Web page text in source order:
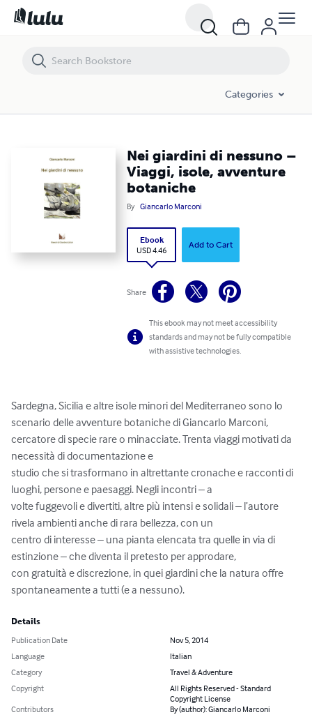
Categories
Nei giardini di nessuno –
Viaggi, isole, avventure
botaniche
By Giancarlo Marconi
Ebook
USD 4.46
Add to Cart
Share
This ebook may not meet accessibility
standards and may not be fully compatible
with assistive technologies.
Sardegna, Sicilia e altre isole minori del Mediterraneo sono lo
scenario delle avventure botaniche di Giancarlo Marconi,
cercatore di specie rare o minacciate. Trenta viaggi motivati da
necessità di documentazione e
studio che si trasformano in altrettante cronache e racconti di
luoghi, persone e paesaggi. Negli incontri – a
volte fuggevoli e divertiti, altre più intensi e solidali – l’autore
rivela ambienti anche di rara bellezza, con un
centro di interesse – una pianta elencata tra quelle in via di
estinzione – che diventa il pretesto per approdare,
con gratuità e discrezione, in quei giardini che la natura offre
spontaneamente a tutti (e a nessuno).
Details
Publication Date
Nov 5, 2014
Language
Italian
Category
Travel & Adventure
Copyright
All Rights Reserved - Standard
Copyright License
Contributors
By (author): Giancarlo Marconi
Nei giardini di nessuno – Viaggi, isole, avventure botaniche